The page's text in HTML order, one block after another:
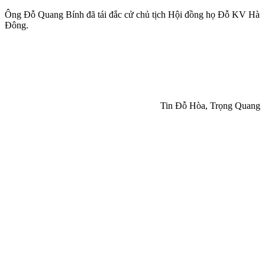
Ông Đỗ Quang Bính đã tái đắc cử chủ tịch Hội đồng họ Đỗ KV Hà
Đông.
Tin Đỗ Hòa, Trọng Quang